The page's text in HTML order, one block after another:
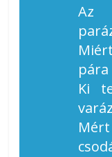
Az
pára
Ki